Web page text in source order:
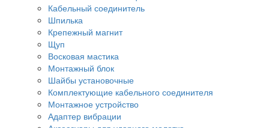
Кабельный соединитель
Шпилька
Крепежный магнит
Щуп
Восковая мастика
Монтажный блок
Шайбы установочные
Комплектующие кабельного соединителя
Монтажное устройство
Адаптер вибрации